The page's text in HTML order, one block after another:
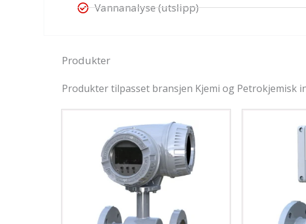
Vannanalyse (utslipp)
Produkter
Produkter tilpasset bransjen Kjemi og Petrokjemisk